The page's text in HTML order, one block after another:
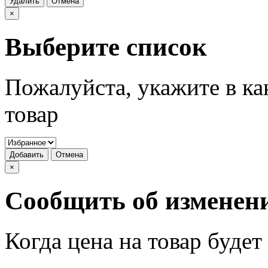
×
Выберите список
Пожалуйста, укажите в
товар
Добавить
Отмена
×
Сообщить об
Когда цена на товар